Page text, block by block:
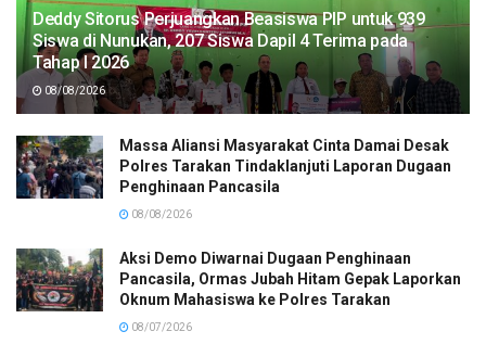
Deddy Sitorus Perjuangkan Beasiswa PIP untuk 939
Siswa di Nunukan, 207 Siswa Dapil 4 Terima pada
Tahap I 2026
08/08/2026
Massa Aliansi Masyarakat Cinta Damai Desak
Polres Tarakan Tindaklanjuti Laporan Dugaan
Penghinaan Pancasila
08/08/2026
Aksi Demo Diwarnai Dugaan Penghinaan
Pancasila, Ormas Jubah Hitam Gepak Laporkan
Oknum Mahasiswa ke Polres Tarakan
08/07/2026